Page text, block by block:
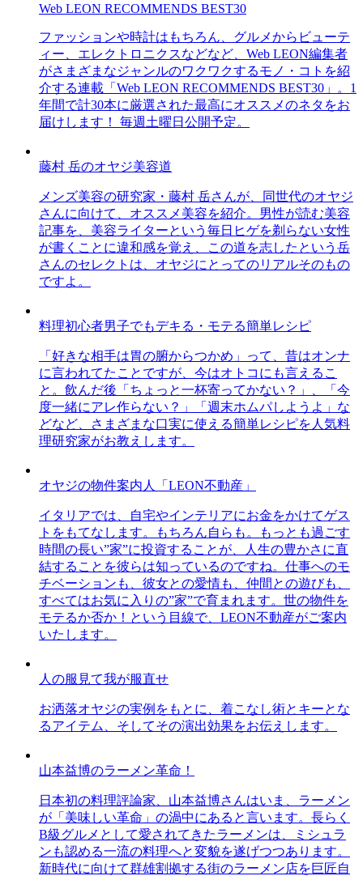
Web LEON RECOMMENDS BEST30
ファッションや時計はもちろん、グルメからビューテ
ィー、エレクトロニクスなどなど、Web LEON編集者
がさまざまなジャンルのワクワクするモノ・コトを紹
介する連載「Web LEON RECOMMENDS BEST30」。1
年間で計30本に厳選された最高にオススメのネタをお
届けします！ 毎週土曜日公開予定。
藤村 岳のオヤジ美容道
メンズ美容の研究家・藤村 岳さんが、同世代のオヤジ
さんに向けて、オススメ美容を紹介。男性が読む美容
記事を、美容ライターという毎日ヒゲを剃らない女性
が書くことに違和感を覚え、この道を志したという岳
さんのセレクトは、オヤジにとってのリアルそのもの
ですよ。
料理初心者男子でもデキる・モテる簡単レシピ
「好きな相手は胃の腑からつかめ」って、昔はオンナ
に言われてたことですが、今はオトコにも言えるこ
と。飲んだ後「ちょっと一杯寄ってかない？」、「今
度一緒にアレ作らない？」「週末ホムパしようよ」な
どなど、さまざまな口実に使える簡単レシピを人気料
理研究家がお教えします。
オヤジの物件案内人「LEON不動産」
イタリアでは、自宅やインテリアにお金をかけてゲス
トをもてなします。もちろん自らも。もっとも過ごす
時間の長い”家”に投資することが、人生の豊かさに直
結することを彼らは知っているのですね。仕事へのモ
チベーションも、彼女との愛情も、仲間との遊びも、
すべてはお気に入りの”家”で育まれます。世の物件を
モテるか否か！という目線で、LEON不動産がご案内
いたします。
人の服見て我が服直せ
お洒落オヤジの実例をもとに、着こなし術とキーとな
るアイテム、そしてその演出効果をお伝えします。
山本益博のラーメン革命！
日本初の料理評論家、山本益博さんはいま、ラーメン
が「美味しい革命」の渦中にあると言います。長らく
B級グルメとして愛されてきたラーメンは、ミシュラ
ンも認める一流の料理へと変貌を遂げつつあります。
新時代に向けて群雄割拠する街のラーメン店を巨匠自